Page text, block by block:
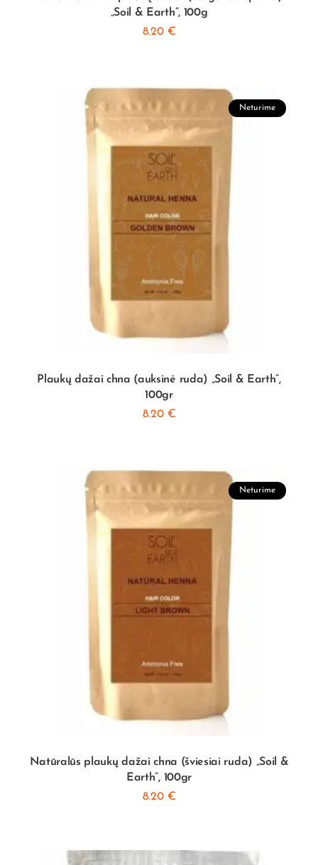
„Soil & Earth”, 100g
8.20 €
Neturime
Plaukų dažai chna (auksinė ruda) „Soil & Earth”,
100gr
8.20 €
Neturime
Natūralūs plaukų dažai chna (šviesiai ruda) „Soil &
Earth”, 100gr
8.20 €